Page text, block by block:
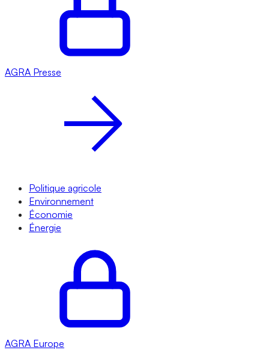
AGRA Presse
Politique agricole
Environnement
Économie
Énergie
AGRA Europe